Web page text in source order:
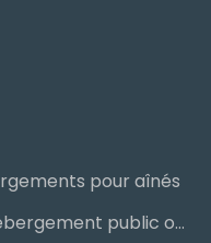
pour aînés
Les étapes pour trouver un hébergement public ou privé